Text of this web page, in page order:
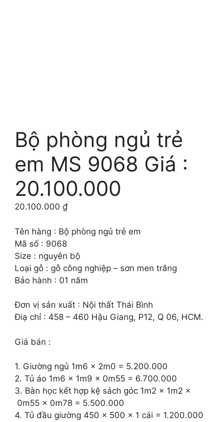
Bộ phòng ngủ trẻ
em MS 9068 Giá :
20.100.000
20.100.000 ₫
Tên hàng : Bộ phòng ngủ trẻ em
Mã số : 9068
Size : nguyên bộ
Loại gỗ : gỗ công nghiệp – sơn men trắng
Bảo hành : 01 năm
Đơn vị sản xuất : Nội thất Thái Bình
Điạ chỉ : 458 – 460 Hậu Giang, P12, Q 06, HCM.
Giá bán :
1. Giường ngủ 1m6 x 2m0 = 5.200.000
2. Tủ áo 1m6 x 1m9 x 0m55 = 6.700.000
3. Bàn học kết hợp kệ sách góc 1m2 x 1m2 x
0m55 x 0m78 = 5.500.000
4. Tủ đầu giường 450 x 500 x 1 cái = 1.200.000